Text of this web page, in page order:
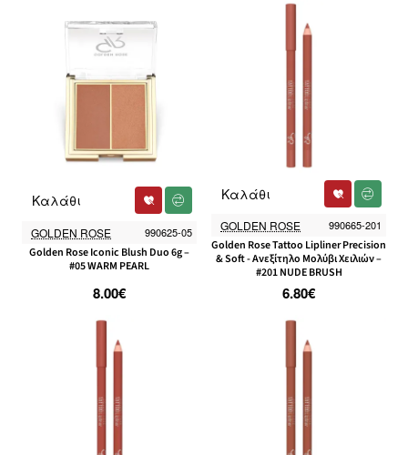
GOLDEN ROSE 990625-05
Golden Rose Iconic Blush Duo 6g –
#05 WARM PEARL
8.00€
Καλάθι
GOLDEN ROSE 990665-201
Golden Rose Tattoo Lipliner Precision
& Soft - Ανεξίτηλο Μολύβι Χειλιών –
#201 NUDE BRUSH
6.80€
Καλάθι